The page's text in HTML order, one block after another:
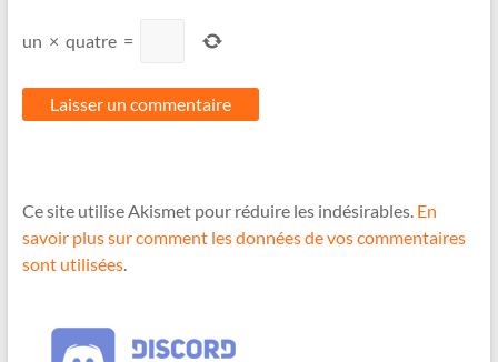
un × quatre =
Ce site utilise Akismet pour réduire les indésirables. En
savoir plus sur comment les données de vos commentaires
sont utilisées.